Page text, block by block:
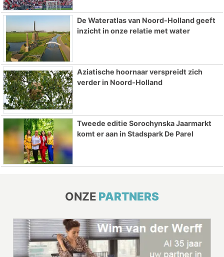
De Wateratlas van Noord-Holland geeft
inzicht in onze relatie met water
Aziatische hoornaar verspreidt zich
verder in Noord-Holland
Tweede editie Sorochynska Jaarmarkt
komt er aan in Stadspark De Parel
ONZE PARTNERS